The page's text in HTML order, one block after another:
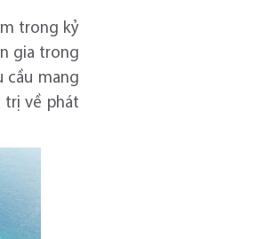
trong kỷ
gia trong
cầu mang
trị về phát